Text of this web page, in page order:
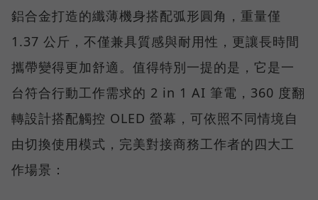
鋁合金打造的纖薄機身搭配弧形圓角，重量僅
1.37 公斤，不僅兼具質感與耐用性，更讓長時間
攜帶變得更加舒適。值得特別一提的是，它是一
台符合行動工作需求的 2 in 1 AI 筆電，360 度翻
轉設計搭配觸控 OLED 螢幕，可依照不同情境自
由切換使用模式，完美對接商務工作者的四大工
作場景：